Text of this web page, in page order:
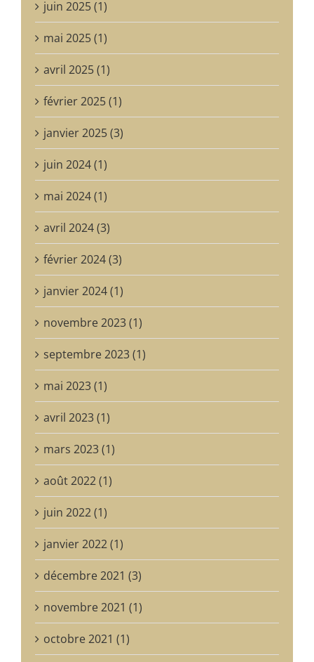
juin 2025 (1)
mai 2025 (1)
avril 2025 (1)
février 2025 (1)
janvier 2025 (3)
juin 2024 (1)
mai 2024 (1)
avril 2024 (3)
février 2024 (3)
janvier 2024 (1)
novembre 2023 (1)
septembre 2023 (1)
mai 2023 (1)
avril 2023 (1)
mars 2023 (1)
août 2022 (1)
juin 2022 (1)
janvier 2022 (1)
décembre 2021 (3)
novembre 2021 (1)
octobre 2021 (1)